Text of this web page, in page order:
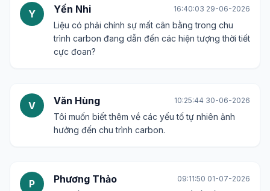
Y Yến Nhi 16:40:03 29-06-2026
Liệu có phải chính sự mất cân bằng trong chu
trình carbon đang dẫn đến các hiện tượng thời tiết
cực đoan?
V Văn Hùng 10:25:44 30-06-2026
Tôi muốn biết thêm về các yếu tố tự nhiên ảnh
hưởng đến chu trình carbon.
P Phương Thảo 09:11:50 01-07-2026